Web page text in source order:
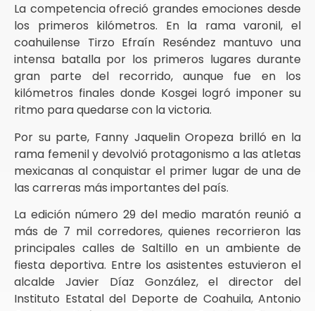
La competencia ofreció grandes emociones desde
los primeros kilómetros. En la rama varonil, el
coahuilense Tirzo Efraín Reséndez mantuvo una
intensa batalla por los primeros lugares durante
gran parte del recorrido, aunque fue en los
kilómetros finales donde Kosgei logró imponer su
ritmo para quedarse con la victoria.
Por su parte, Fanny Jaquelin Oropeza brilló en la
rama femenil y devolvió protagonismo a las atletas
mexicanas al conquistar el primer lugar de una de
las carreras más importantes del país.
La edición número 29 del medio maratón reunió a
más de 7 mil corredores, quienes recorrieron las
principales calles de Saltillo en un ambiente de
fiesta deportiva. Entre los asistentes estuvieron el
alcalde Javier Díaz González, el director del
Instituto Estatal del Deporte de Coahuila, Antonio